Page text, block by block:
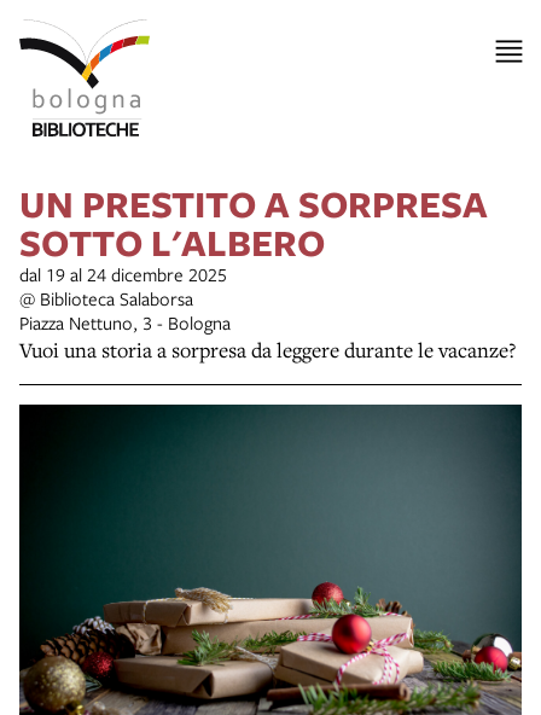
UN PRESTITO A SORPRESA
SOTTO L'ALBERO
dal 19 al 24 dicembre 2025
@ Biblioteca Salaborsa
Piazza Nettuno, 3 - Bologna
Vuoi una storia a sorpresa da leggere durante le vacanze?